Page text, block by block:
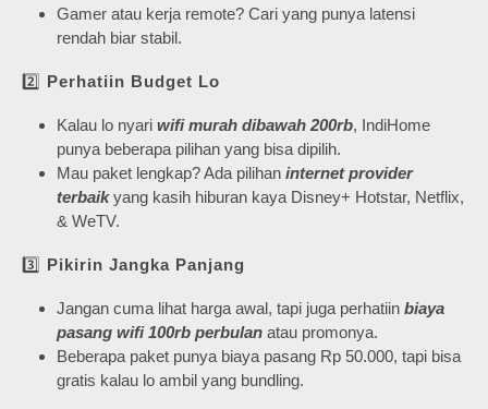
Gamer atau kerja remote? Cari yang punya latensi
rendah biar stabil.
2️⃣ Perhatiin Budget Lo
Kalau lo nyari wifi murah dibawah 200rb, IndiHome
punya beberapa pilihan yang bisa dipilih.
Mau paket lengkap? Ada pilihan internet provider
terbaikyang kasih hiburan kaya Disney+ Hotstar, Netflix,
& WeTV.
3️⃣ Pikirin Jangka Panjang
Jangan cuma lihat harga awal, tapi juga perhatiin biaya
pasang wifi 100rb perbulan atau promonya.
Beberapa paket punya biaya pasang Rp 50.000, tapi bisa
gratis kalau lo ambil yang bundling.